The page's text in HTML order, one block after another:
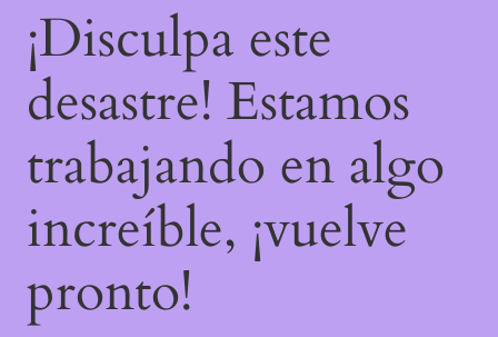
¡Disculpa este
desastre! Estamos
trabajando en algo
increíble, ¡vuelve
pronto!